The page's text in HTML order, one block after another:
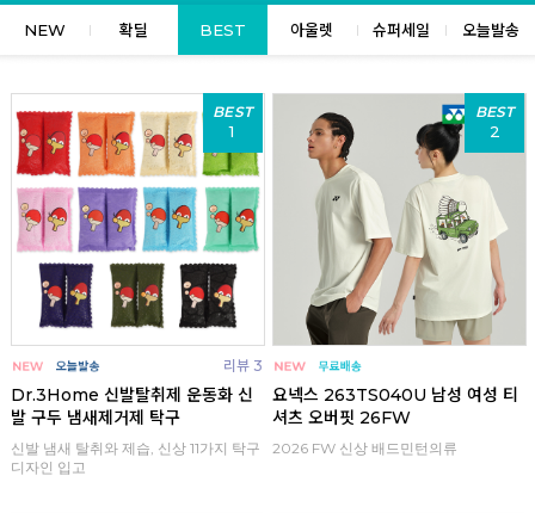
NEW 확딜 BEST 아울렛 슈퍼세일 오늘발송
BEST
1
리뷰 3
Dr.3Home 신발탈취제 운동화 신
발 구두 냄새제거제 탁구
신발 냄새 탈취와 제습, 신상 11가지 탁구
디자인 입고
BEST
2
요넥스 263TS040U 남성 여성 티
셔츠 오버핏 26FW
2026 FW 신상 배드민턴의류